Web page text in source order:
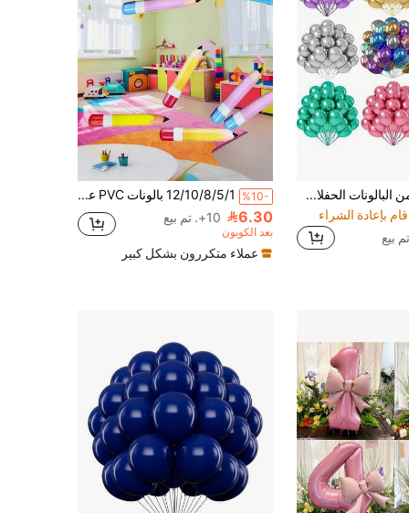
100/50 قطعة من البالونات الحفلات بشريط، بقطر 5 بوصة(12.7 سم) معدنية لامعة، للزينة للزفاف وحفلات عيد الميلاد والذكرى السنوية والتخرج والمناسبات والأعياد وعيد الأم، للاستخدام الداخلي والخارجي، ديكور المنزل والغرف، عيد الميلاد، ألوان الشريط عشوائية، إضاءة البالونات، ضروريات الزفاف، ديكور عيد الميلاد
%10- 12/10/8/5/1 بالونات PVC عملاقة بألوان مختلطة على شكل أقلام رصاص (ألوان أقلام عشوائية)، ديكور العودة إلى المدرسة للفصول الدراسية، مناسبة لخلفية الغرفة وإكسسوارات الصور وديكور نافذة عيد الميلاد
6.30 10+. تم بيع
بعد الكوبون
عملاء متكررون بشكل كبير